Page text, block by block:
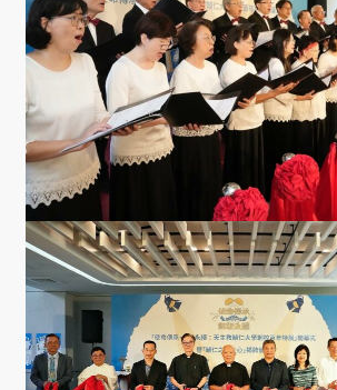
會
責
任
USR
區
學
生